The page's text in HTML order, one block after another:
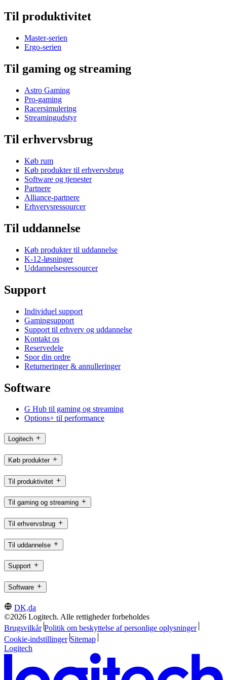
Til produktivitet
Master-serien
Ergo-serien
Til gaming og streaming
Astro Gaming
Pro-gaming
Racersimulering
Streamingudstyr
Til erhvervsbrug
Køb rum
Køb produkter til erhvervsbrug
Software og tjenester
Partnere
Alliance-partnere
Erhvervsressourcer
Til uddannelse
Køb produkter til uddannelse
K-12-løsninger
Uddannelsesressourcer
Support
Individuel support
Gamingsupport
Support til erhverv og uddannelse
Kontakt os
Reservedele
Spor din ordre
Returneringer & annulleringer
Software
G Hub til gaming og streaming
Options+ til performance
Logitech
Køb produkter
Til produktivitet
Til gaming og streaming
Til erhvervsbrug
Til uddannelse
Support
Software
DK,da
©2026 Logitech. Alle rettigheder forbeholdes
Brugsvilkår Politik om beskyttelse af personlige oplysninger
Cookie-indstillinger Sitemap
Logitech